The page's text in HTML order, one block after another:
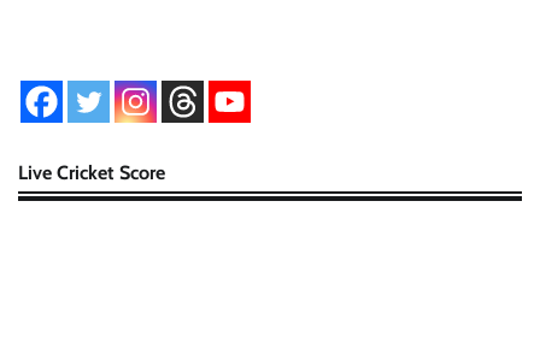
Live Cricket Score